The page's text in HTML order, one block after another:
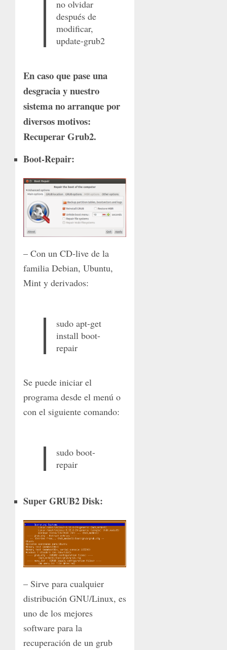
no olvidar
después de
modificar,
update-grub2
En caso que pase una
desgracia y nuestro
sistema no arranque por
diversos motivos:
Recuperar Grub2.
Boot-Repair:
– Con un CD-live de la
familia Debian, Ubuntu,
Mint y derivados:
sudo apt-get
install boot-
repair
Se puede iniciar el
programa desde el menú o
con el siguiente comando:
sudo boot-
repair
Super GRUB2 Disk:
– Sirve para cualquier
distribución GNU/Linux, es
uno de los mejores
software para la
recuperación de un grub